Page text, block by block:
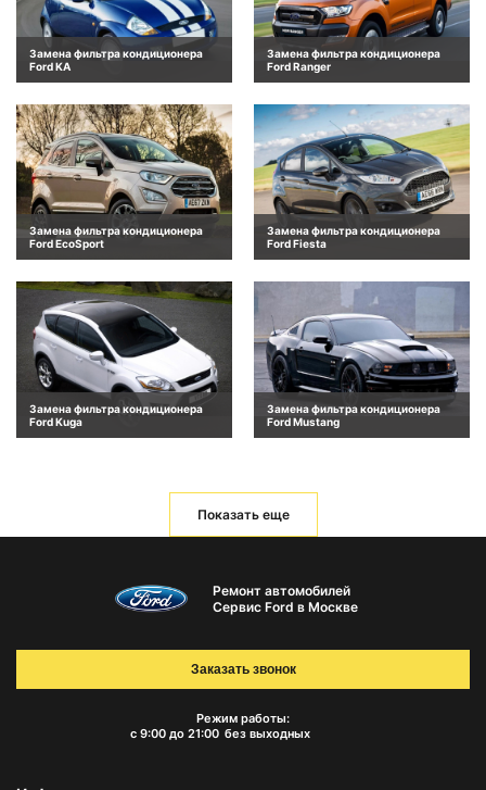
Замена фильтра кондиционера
Ford KA
Замена фильтра кондиционера
Ford Ranger
Замена фильтра кондиционера
Ford EcoSport
Замена фильтра кондиционера
Ford Fiesta
Замена фильтра кондиционера
Ford Kuga
Замена фильтра кондиционера
Ford Mustang
Показать еще
Ремонт автомобилей
Сервис Ford в Москве
Режим работы:
с 9:00 до 21:00 без выходных
Заказать звонок